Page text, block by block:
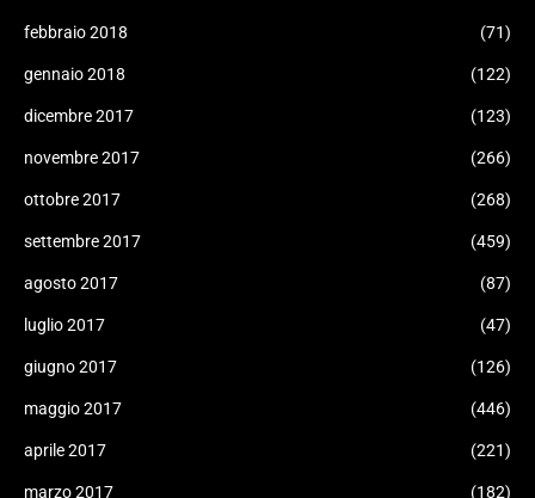
febbraio 2018 (71)
gennaio 2018 (122)
dicembre 2017 (123)
novembre 2017 (266)
ottobre 2017 (268)
settembre 2017 (459)
agosto 2017 (87)
luglio 2017 (47)
giugno 2017 (126)
maggio 2017 (446)
aprile 2017 (221)
marzo 2017 (182)